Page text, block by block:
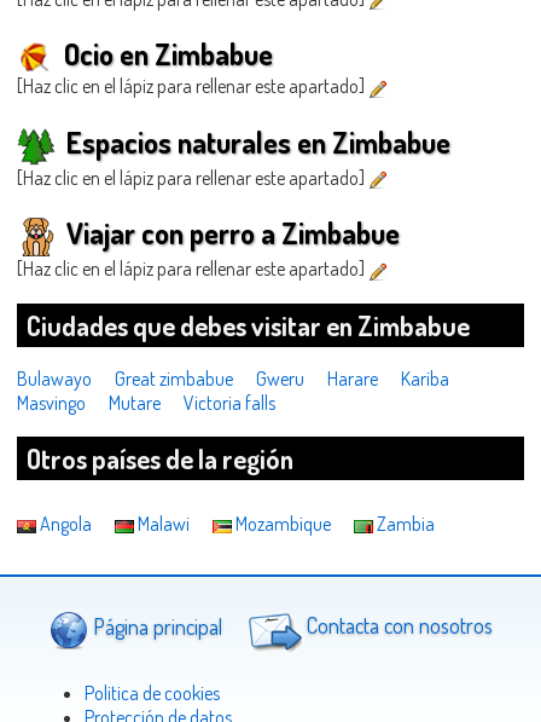
Ocio en Zimbabue
[Haz clic en el lápiz para rellenar este apartado]
Espacios naturales en Zimbabue
[Haz clic en el lápiz para rellenar este apartado]
Viajar con perro a Zimbabue
[Haz clic en el lápiz para rellenar este apartado]
Ciudades que debes visitar en Zimbabue
Bulawayo Great zimbabue Gweru Harare
Kariba
Masvingo
Mutare Victoria falls
Otros países de la región
Angola Malawi Mozambique Zambia
Página principal Contacta con nosotros
Politica de cookies
Protección de datos